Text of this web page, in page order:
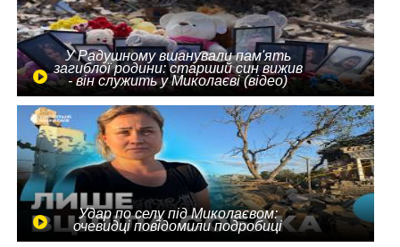
У Радушному вшанували пам'ять
загиблої родини: старший син вижив
- він служить у Миколаєві (відео)
Удар по селу під Миколаєвом:
очевидці повідомили подробиці